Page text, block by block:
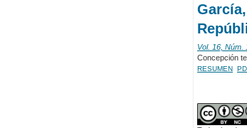
Vol. 16, Núm.
Concepción
RESUMEN